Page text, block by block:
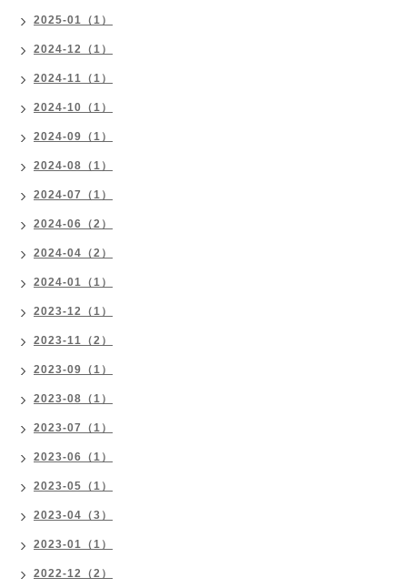
2025-01（1）
2024-12（1）
2024-11（1）
2024-10（1）
2024-09（1）
2024-08（1）
2024-07（1）
2024-06（2）
2024-04（2）
2024-01（1）
2023-12（1）
2023-11（2）
2023-09（1）
2023-08（1）
2023-07（1）
2023-06（1）
2023-05（1）
2023-04（3）
2023-01（1）
2022-12（2）